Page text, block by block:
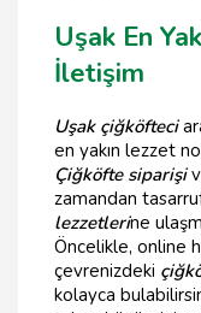
Uşak En
İletişim
Uşak çiğköfteci
en yakın lezzet
Çiğköfte siparişi
zamandan
lezzetlerine
Öncelikle, online
çevrenizdeki
kolayca